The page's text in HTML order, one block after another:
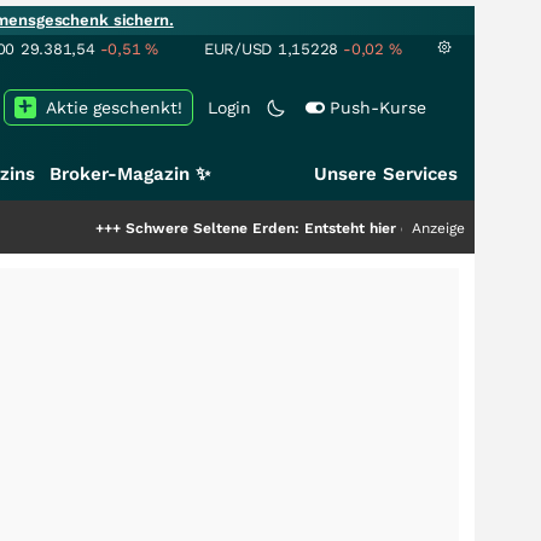
sichern.
29.381,54 -0,51% EUR/USD 1,15228 -0,02 %
Login Push-Kurse
Aktie geschenkt!
Broker-Magazin ✨ Unsere Services
Schwere Seltene Erden: Entsteht hier die nächste Milliardenstory?
Anzeige